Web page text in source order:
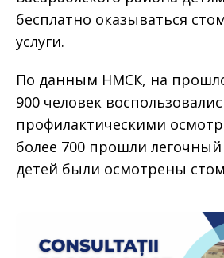
бесплатно оказываться
услуги.
По данным НМСК, на
900 человек
профилактическими
более 700 прошли
детей были осмотрены